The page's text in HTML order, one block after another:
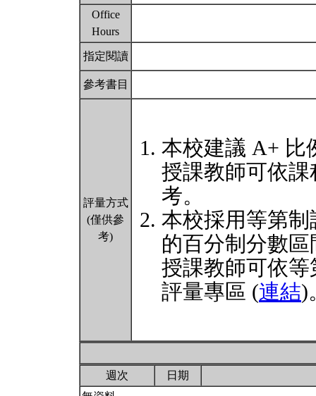
Office
Hours
指定閱讀
參考書目
評量方式
(僅供參
考)
本校建議 A+ 比
授課教師可依
考。
本校採用等第
的百分制分數
授課教師可依
評量專區 (連結)
週次
日期